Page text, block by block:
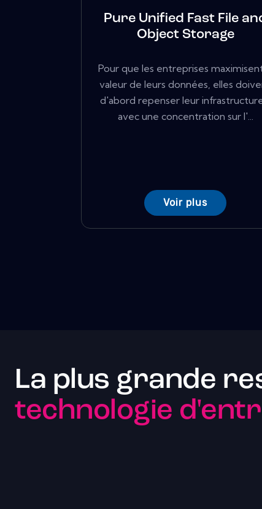
Pure Unified Fast File
Object Storage
Pour que les entreprises
valeur de leurs données, elles
d'abord repenser leur
avec une concentration sur l'...
Voir plus
La plus grande
technologie